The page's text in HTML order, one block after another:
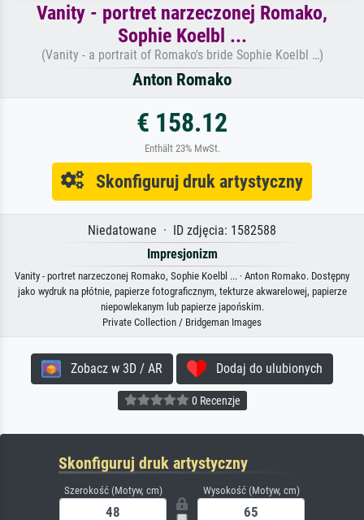
Vanity - portret narzeczonej Romako,
Sophie Koelbl ...
(Vanity - a portrait of Romako's bride Sophie Koelbl …)
Anton Romako
€ 158.12
Enthält 23% MwSt.
Skonfiguruj druk artystyczny
Niedatowane · ID zdjęcia: 1582588
Impresjonizm
Vanity - portret narzeczonej Romako, Sophie Koelbl ... · Anton Romako. Dostępny
jako wydruk na płótnie, papierze fotograficznym, tekturze akwarelowej, papierze
niepowlekanym lub papierze japońskim.
Private Collection / Bridgeman Images
Zobacz w 3D / AR Dodaj do ulubionych
0 Recenzje
Skonfiguruj druk artystyczny
Szerokość (Motyw, cm) Wysokość (Motyw, cm)